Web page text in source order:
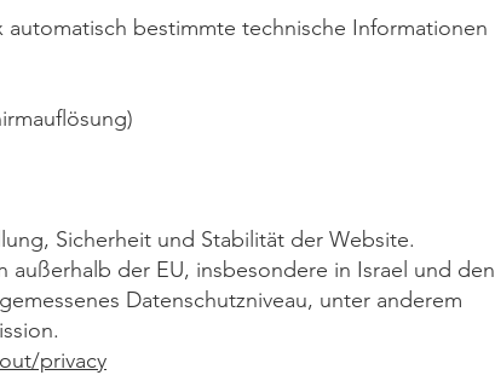
bestimmte technische Informationen
Sicherheit und Stabilität der Website.
der EU, insbesondere in Israel und den
Datenschutzniveau, unter anderem
privacy